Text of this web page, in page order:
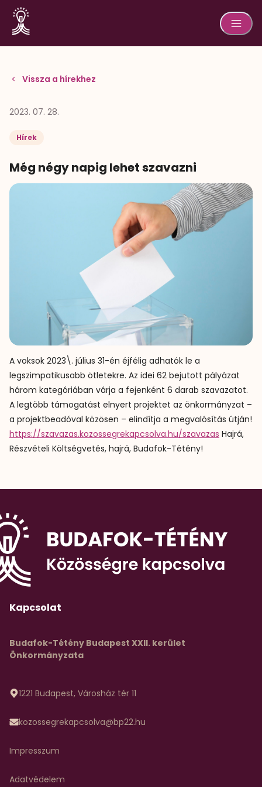
Vissza a hírekhez
2023. 07. 28.
Hírek
Még négy napig lehet szavazni
A voksok 2023\. július 31-én éjfélig adhatók le a
legszimpatikusabb ötletekre. Az idei 62 bejutott pályázat
három kategóriában várja a fejenként 6 darab szavazatot.
A legtöbb támogatást elnyert projektet az önkormányzat –
a projektbeadóval közösen – elindítja a megvalósítás útján!
https://szavazas.kozossegrekapcsolva.hu/szavazas Hajrá,
Részvételi Költségvetés, hajrá, Budafok-Tétény!
Kapcsolat
Budafok-Tétény Budapest XXII. kerület
Önkormányzata
1221 Budapest, Városház tér 11
kozossegrekapcsolva@bp22.hu
Impresszum
Adatvédelem